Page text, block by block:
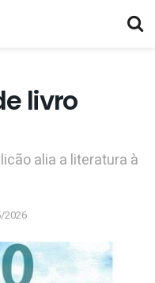
livro
alia a literatura à
2026